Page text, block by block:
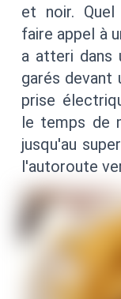
et noir. Quel
faire appel à
a atteri dans
garés devant
prise
le temps de
jusqu'au
l'autoroute